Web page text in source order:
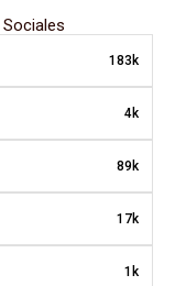
183k
4k
89k
17k
1k